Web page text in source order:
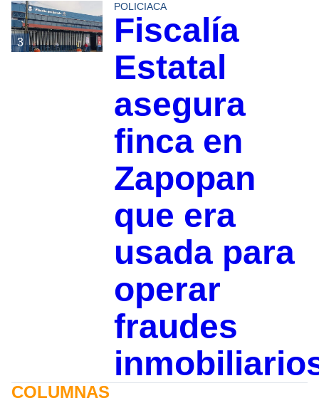
3
POLICIACA
Fiscalía
Estatal
asegura
finca en
Zapopan
que era
usada para
operar
fraudes
COLUMNAS